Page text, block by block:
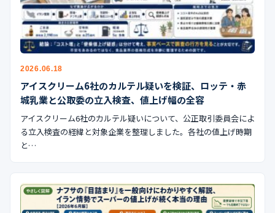
梱包資材
イラン情勢まとめ ▼
公式ブログ
会社案内
🇺🇸🇰🇷🇹🇼🇻🇳
2026.06.18
アイスクリーム6社のカルテル疑いを検証、ロッテ・赤
城乳業と公取委の立入検査、値上げ幅の全容
アイスクリーム6社のカルテル疑いについて、公正取引委員会によ
る立入検査の経緯と対象企業を整理しました。各社の値上げ時期
と…